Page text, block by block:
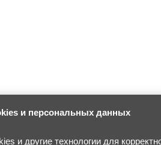
и персональных данных
и другие технологии для